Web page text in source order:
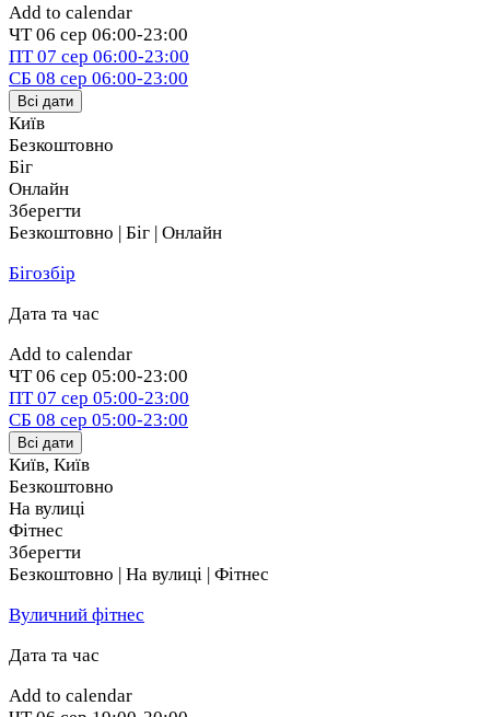
Add to calendar
ЧТ 06 сер 06:00-23:00
ПТ 07 сер 06:00-23:00
СБ 08 сер 06:00-23:00
Всі дати
Київ
Безкоштовно
Біг
Онлайн
Зберегти
Безкоштовно | Біг | Онлайн
Бігозбір
Дата та час
Add to calendar
ЧТ 06 сер 05:00-23:00
ПТ 07 сер 05:00-23:00
СБ 08 сер 05:00-23:00
Всі дати
Київ, Київ
Безкоштовно
На вулиці
Фітнес
Зберегти
Безкоштовно | На вулиці | Фітнес
Вуличний фітнес
Дата та час
Add to calendar